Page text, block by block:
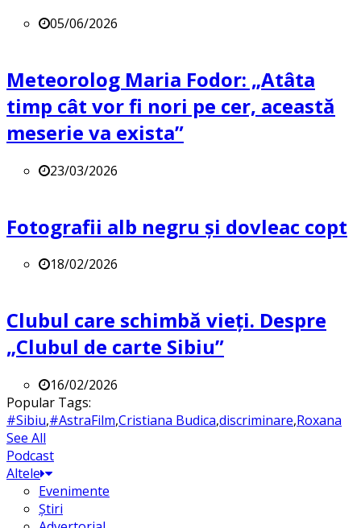
05/06/2026
Meteorolog Maria Fodor: „Atâta
timp cât vor fi nori pe cer, această
meserie va exista”
23/03/2026
Fotografii alb negru și dovleac copt
18/02/2026
Clubul care schimbă vieți. Despre
„Clubul de carte Sibiu”
16/02/2026
Popular Tags:
#Sibiu,#AstraFilm,Cristiana Budica,discriminare,Roxana
See All
Podcast
Altele
Evenimente
Știri